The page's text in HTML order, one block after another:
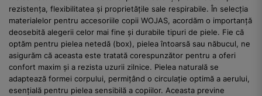
rezistența, flexibilitatea și proprietățile sale respirabile. În selecția
materialelor pentru accesoriile copii WOJAS, acordăm o importanță
deosebită alegerii celor mai fine și durabile tipuri de piele. Fie că
optăm pentru pielea netedă (box), pielea întoarsă sau năbucul, ne
asigurăm că aceasta este tratată corespunzător pentru a oferi
confort maxim și a rezista uzurii zilnice. Pielea naturală se
adaptează formei corpului, permițând o circulație optimă a aerului,
esențială pentru pielea sensibilă a copiilor. Aceasta previne